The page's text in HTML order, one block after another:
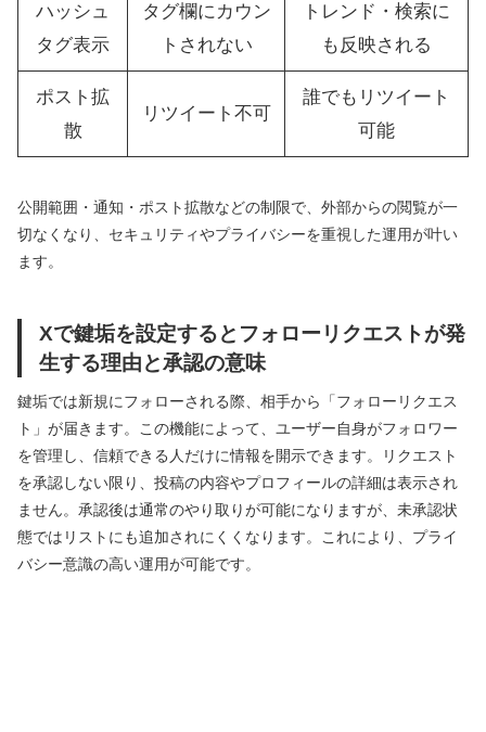
ハッシュ
タグ表示
タグ欄にカウン
トされない
トレンド・検索に
も反映される
ポスト拡
散
リツイート不可
誰でもリツイート
可能
公開範囲・通知・ポスト拡散などの制限で、外部からの閲覧が一
切なくなり、セキュリティやプライバシーを重視した運用が叶い
ます。
Xで鍵垢を設定するとフォローリクエストが発
生する理由と承認の意味
鍵垢では新規にフォローされる際、相手から「フォローリクエス
ト」が届きます。この機能によって、ユーザー自身がフォロワー
を管理し、信頼できる人だけに情報を開示できます。リクエスト
を承認しない限り、投稿の内容やプロフィールの詳細は表示され
ません。承認後は通常のやり取りが可能になりますが、未承認状
態ではリストにも追加されにくくなります。これにより、プライ
バシー意識の高い運用が可能です。